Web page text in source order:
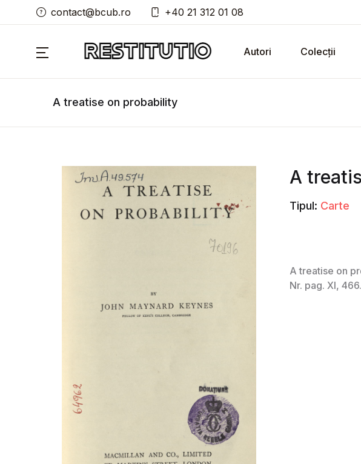
contact@bcub.ro +40 21 312 01 08
Autori Colecții
A treatise on probability
A
Tipul: Carte